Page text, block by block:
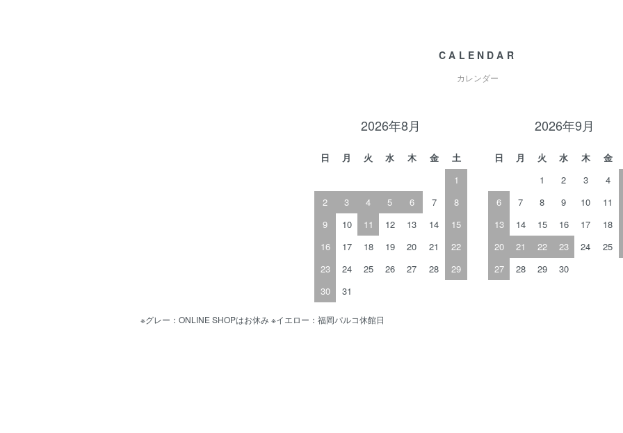
CALENDAR
カレンダー
2026年8月
日 月 火 水 木 金
土
1
2
3 4 5 6 7
8
9
10 11 12 13 14
15
16
17 18 19 20 21
22
23
24 25 26 27 28
29
30
31
2026年9月
日 月 火 水 木 金
1
2 3 4
6
7 8 9 10 11
13
14 15 16 17 18
20
21 22 23 24 25
27
28 29 30
※グレー：ONLINE SHOPはお休み ※イエロー：福岡パルコ休館日